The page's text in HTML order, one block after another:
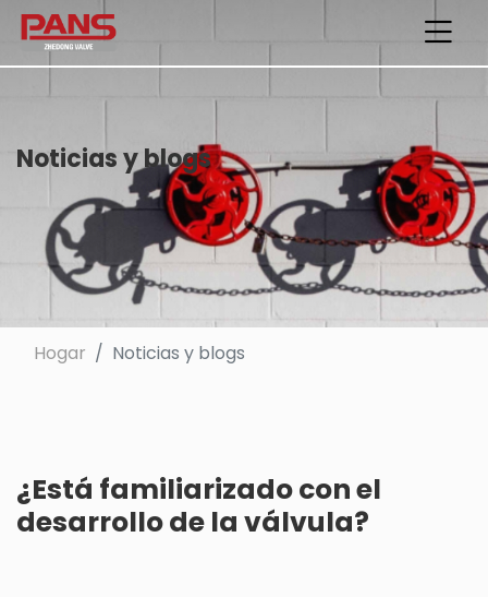
Noticias y blogs
Hogar Noticias y blogs
¿Está familiarizado con el
desarrollo de la válvula?